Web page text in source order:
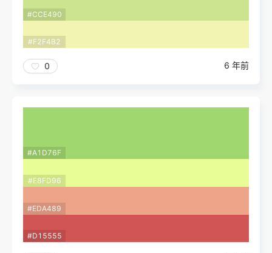
#CCE490
#F2F4B2
0 6 年前
#A1D76F
#E8FD96
#EDA489
#D15555